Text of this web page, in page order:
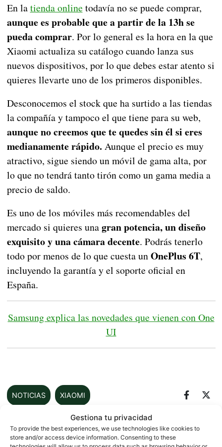
Gestiona tu privacidad
To provide the best experiences, we use technologies like cookies to
store and/or access device information. Consenting to these
En latienda online todavía no se puede comprar,
aunque es probable que a partir de la 13h se
pueda comprar. Por lo general es la hora en la que
Xiaomi actualiza su catálogo cuando lanza sus
nuevos dispositivos, por lo que debes estar atento si
quieres llevarte uno de los primeros disponibles.
Desconocemos el stock que ha surtido a las tiendas
la compañía y tampoco el que tiene para su web,
aunque no creemos que te quedes sin él si eres
medianamente rápido. Aunque el precio es muy
atractivo, sigue siendo un móvil de gama alta, por
lo que no tendrá tanto tirón como un gama media a
precio de saldo.
Es uno de los móviles más recomendables del
mercado si quieres unagran potencia, un diseño
exquisito y una cámara decente. Podrás tenerlo
todo por menos de lo que cuesta unOnePlus 6T,
incluyendo la garantía y el soporte oficial en
España.
Samsung explica las novedades que vienen con One
UI
NOTICIAS XIAOMI
Sobre este autor